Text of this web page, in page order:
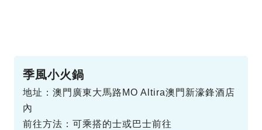
季風小火鍋
地址：澳門廣東大馬路MO Altira澳門新濠鋒酒店
內
前往方法：可乘搭的士或巴士前往